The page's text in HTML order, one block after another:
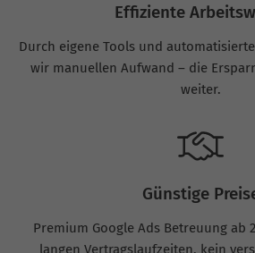
Effiziente
Durch eigene Tools und
wir manuellen Aufwand – die
weiter.
Günstige
Premium Google Ads Betreuung ab
langen Vertragslaufzeiten, kein